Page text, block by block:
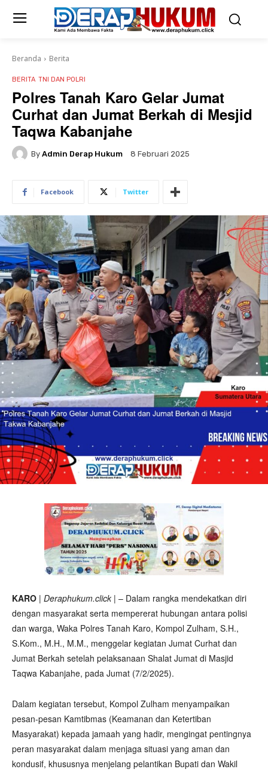
Beranda Berita
BERITA TNI DAN POLRI
Polres Tanah Karo Gelar Jumat
Curhat dan Jumat Berkah di Mesjid
Taqwa Kabanjahe
By Admin Derap Hukum 8 Februari 2025
Facebook Twitter
KARO | Deraphukum.click | – Dalam rangka mendekatkan diri
dengan masyarakat serta mempererat hubungan antara polisi
dan warga, Waka Polres Tanah Karo, Kompol Zulham, S.H.,
S.Kom., M.H., M.M., menggelar kegiatan Jumat Curhat dan
Jumat Berkah setelah pelaksanaan Shalat Jumat di Masjid
Taqwa Kabanjahe, pada Jumat (7/2/2025).
Dalam kegiatan tersebut, Kompol Zulham menyampaikan
pesan-pesan Kamtibmas (Keamanan dan Ketertiban
Masyarakat) kepada jamaah yang hadir, mengingat pentingnya
peran masyarakat dalam menjaga situasi yang aman dan
kondusif, khususnya menjelang pelantikan Bupati dan Wakil